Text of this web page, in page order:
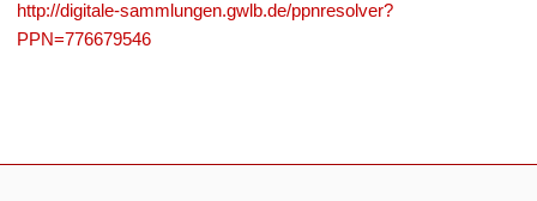
http://digitale-sammlungen.gwlb.de/ppnresolver?
PPN=776679546